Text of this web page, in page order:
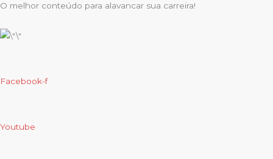
O melhor conteúdo para alavancar sua carreira!
Facebook-f
Youtube